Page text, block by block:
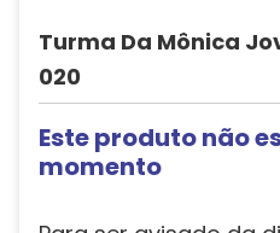
Turma Da Mônica
020
Este produto não
momento